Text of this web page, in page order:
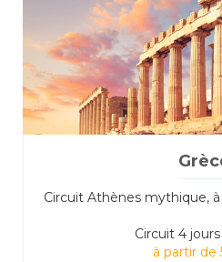
Circuit Athènes mythique,
Circuit 4
à partir de